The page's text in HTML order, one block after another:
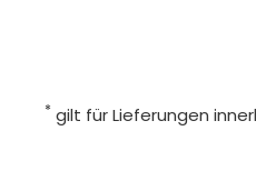
* gilt für Lieferungen